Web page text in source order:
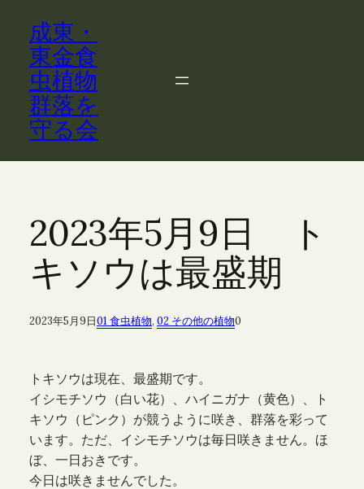
成東・
東金食
虫植物
群落を
守る会
2023年5月9日 ト
キソウは最盛期
2023年5月9日01 食虫植物, 02 その他の植物0
トキソウは現在、最盛期です。
イシモチソウ（白い花）、ハイニガナ（黄色）、ト
キソウ（ピンク）が競うように咲き、群落を彩って
います。ただ、イシモチソウは毎日咲きません。ほ
ぼ、一日おきです。
今日は咲きませんでした。